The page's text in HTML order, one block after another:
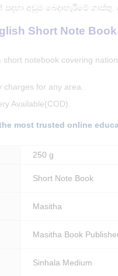
සඳහා අඩුම බෙදාහැරීමේ
Short Note
short notebook covering
charges for any area.
Available(COD).
most trusted online
250 g
Short Note Book
Masitha
Masitha Book
Sinhala Medium